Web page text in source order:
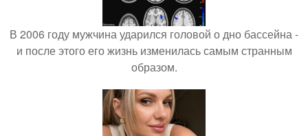
В 2006 году мужчина ударился головой о дно бассейна -
и после этого его жизнь изменилась самым странным
образом.